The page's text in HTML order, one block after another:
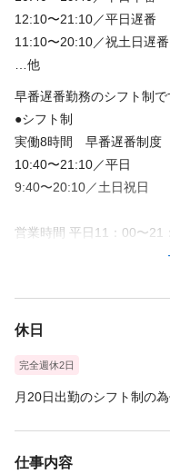
12:10〜21:10／平日遅番
11:10〜20:10／祝土日遅番
…他
早番遅番勤務のシフト制
●シフト制
実働8時間 早番遅番制度
10:40〜21:10／平日
9:40〜20:10／土日祝日
営業時間 平日11：00〜21
※ひと月当たりの残業時間
休日
完全週休2日
月20日出勤のシフト制の
仕事内容